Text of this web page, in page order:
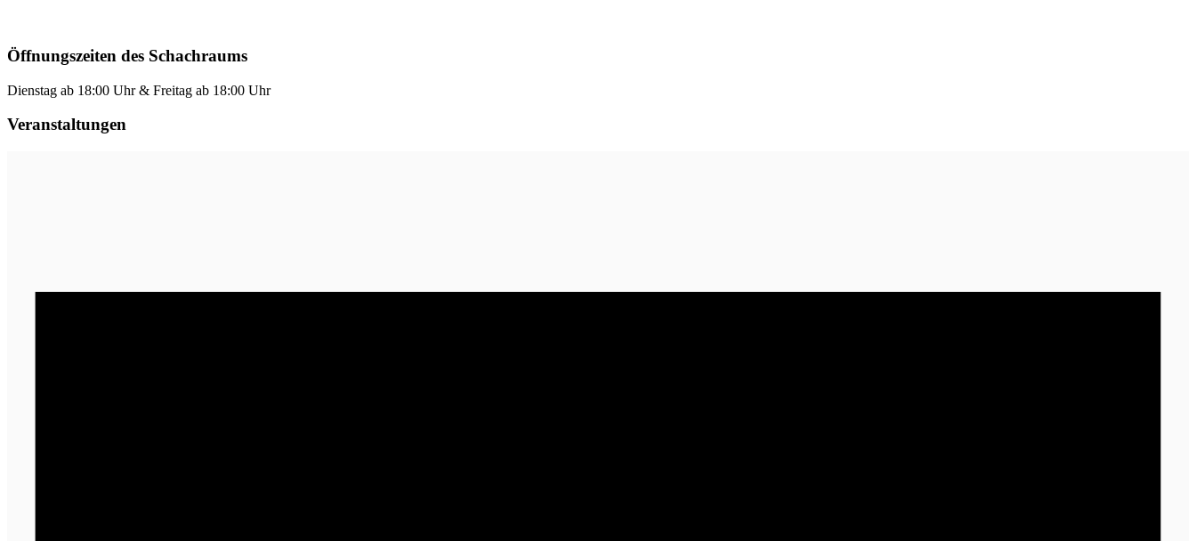
Öffnungszeiten des Schachraums
Dienstag ab 18:00 Uhr & Freitag ab 18:00 Uhr
Veranstaltungen